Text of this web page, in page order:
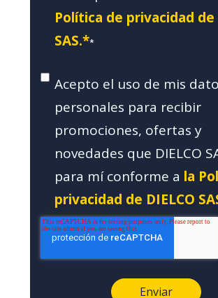
Política de privacidad de
SAS.**
Acepto el uso de mis
personales para recibir
promociones, ofertas y
novedades que DIELCO
para mí conforme a la
privacidad de DIELCO